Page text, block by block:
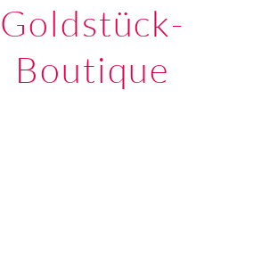
Goldstück-
Boutique